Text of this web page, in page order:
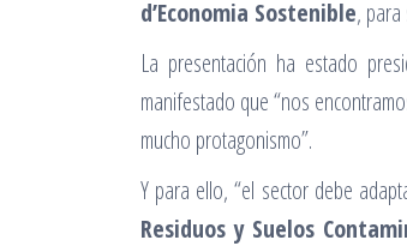
d’Economia Sostenible,
La presentación ha estado
manifestado que “nos
mucho protagonismo”.
Y para ello, “el sector debe
Residuos y Suelos